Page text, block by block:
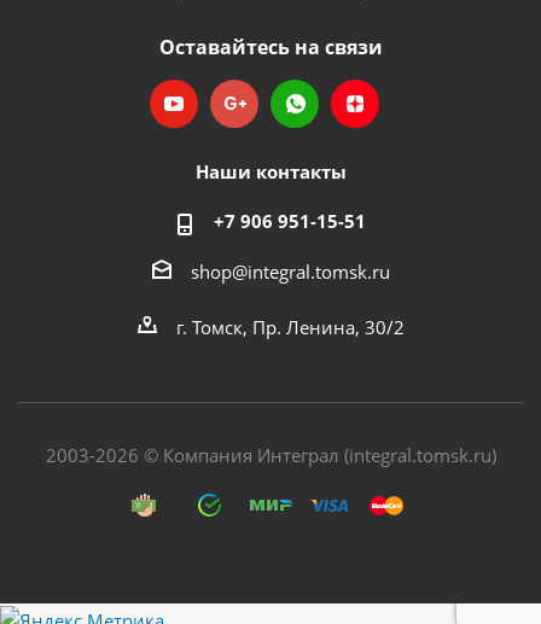
Оставайтесь на связи
Наши контакты
+7 906 951-15-51
shop@integral.tomsk.ru
г. Томск, Пр. Ленина, 30/2
2003-2026 © Компания Интеграл (integral.tomsk.ru)